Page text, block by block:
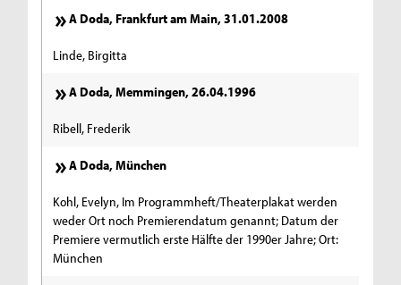
A Doda, Frankfurt am Main, 31.01.2008
Linde, Birgitta
A Doda, Memmingen, 26.04.1996
Ribell, Frederik
A Doda, München
Kohl, Evelyn, Im Programmheft/Theaterplakat werden
weder Ort noch Premierendatum genannt; Datum der
Premiere vermutlich erste Hälfte der 1990er Jahre; Ort:
München